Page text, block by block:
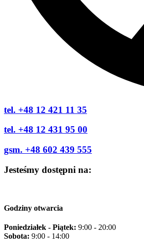
tel. +48 12 421 11 35
tel. +48 12 431 95 00
gsm. +48 602 439 555
Jesteśmy dostępni na:
Godziny otwarcia
Poniedziałek - Piątek: 9:00 - 20:00
Sobota: 9:00 - 14:00